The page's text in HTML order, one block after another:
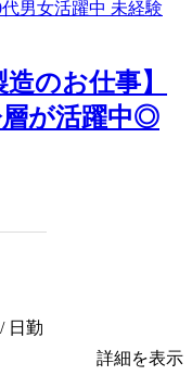
のお仕事】
層が活躍中◎
日勤
詳細を表示